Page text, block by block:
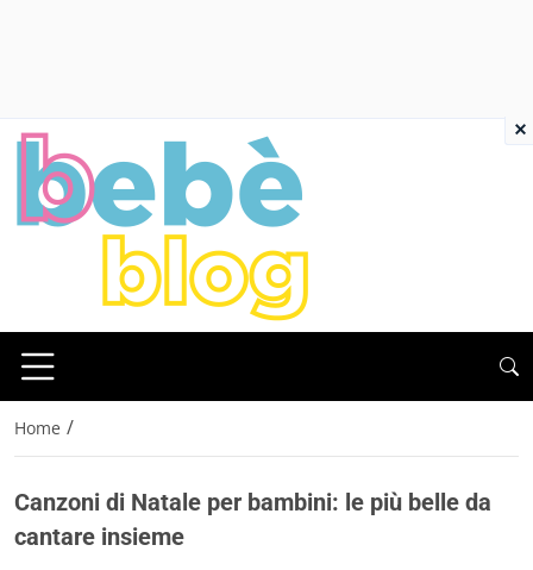
Home /
Canzoni di Natale per bambini: le più belle da
cantare insieme
×